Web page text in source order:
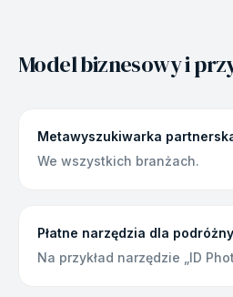
Model biznesowy i
Metawyszukiwarka
We wszystkich branżach.
Płatne narzędzia dla
Na przykład narzędzie „ID